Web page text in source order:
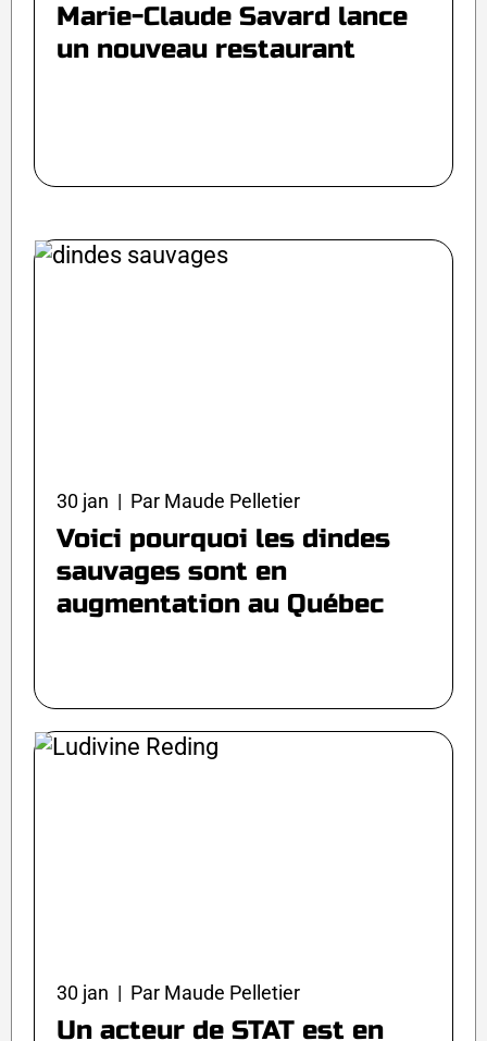
Marie-Claude Savard lance
un nouveau restaurant
30 jan | Par Maude Pelletier
Voici pourquoi les dindes
sauvages sont en
augmentation au Québec
30 jan | Par Maude Pelletier
Un acteur de STAT est en